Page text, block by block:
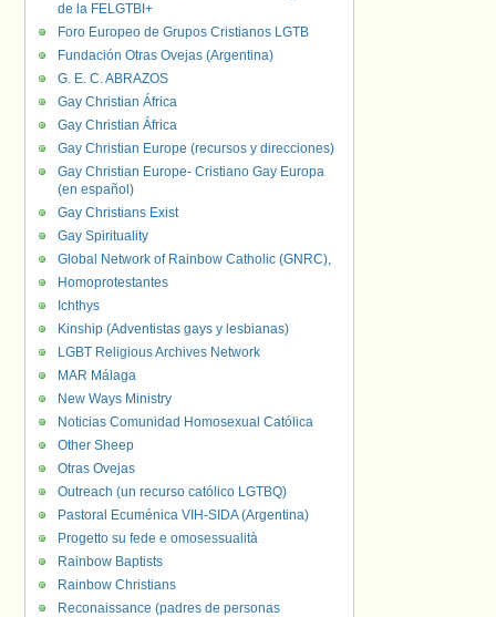
de la FELGTBI+
Foro Europeo de Grupos Cristianos LGTB
Fundación Otras Ovejas (Argentina)
G. E. C. ABRAZOS
Gay Christian África
Gay Christian África
Gay Christian Europe (recursos y direcciones)
Gay Christian Europe- Cristiano Gay Europa
(en español)
Gay Christians Exist
Gay Spirituality
Global Network of Rainbow Catholic (GNRC),
Homoprotestantes
Ichthys
Kinship (Adventistas gays y lesbianas)
LGBT Religious Archives Network
MAR Málaga
New Ways Ministry
Noticias Comunidad Homosexual Católica
Other Sheep
Otras Ovejas
Outreach (un recurso católico LGTBQ)
Pastoral Ecuménica VIH-SIDA (Argentina)
Progetto su fede e omosessualità
Rainbow Baptists
Rainbow Christians
Reconaissance (padres de personas